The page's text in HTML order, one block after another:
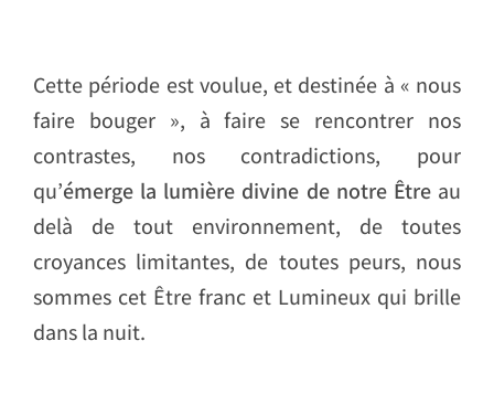
Cette période est voulue, et destinée à « nous
faire bouger », à faire se rencontrer nos
contrastes, nos contradictions, pour
qu’émerge la lumière divine de notre Êtreau
delà de tout environnement, de toutes
croyances limitantes, de toutes peurs, nous
sommes cet Être franc et Lumineux qui brille
dans la nuit.